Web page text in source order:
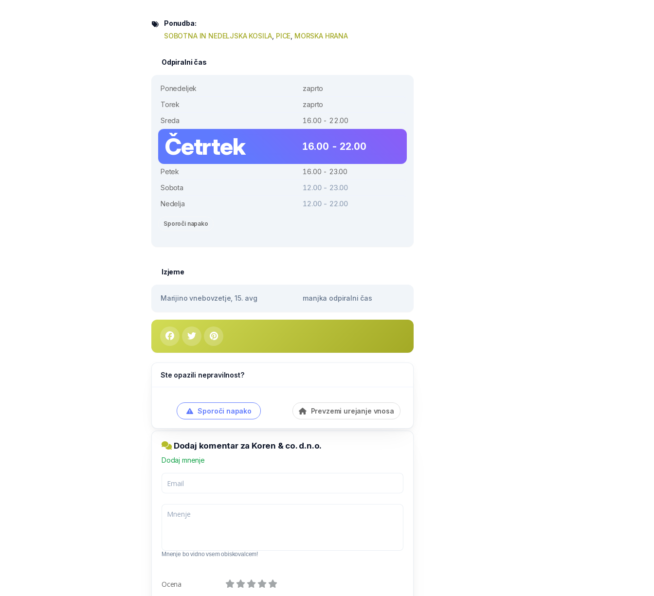
Ponudba:
SOBOTNA IN NEDELJSKA KOSILA PICE MORSKA HRANA
Odpiralni čas
Ponedeljek
zaprto
Torek
zaprto
Sreda
16.00 - 22.00
Četrtek 16.00 - 22.00
Petek
16.00 - 23.00
Sobota
12.00 - 23.00
Nedelja
12.00 - 22.00
Sporoči napako
Izjeme
Marijino vnebovzetje, 15. avg manjka odpiralni čas
Ste opazili nepravilnost?
Sporoči napako Prevzemi urejanje vnosa
Dodaj komentar za Koren & co. d.n.o.
Dodaj mnenje
Mnenje bo vidno vsem obiskovalcem!
Ocena